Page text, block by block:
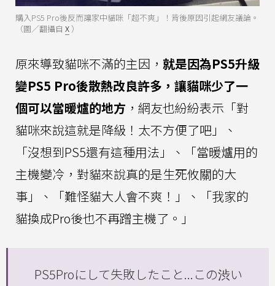
購入PS5 Pro後反而讓家中貓咪「超不爽」！背後原因引起網友議論。
（圖／翻攝自 X ）
原來導致貓咪不滿的主因， 就是因為PS5升級
變PS5 Pro後散熱改良許多，讓貓咪少了一
個可以當暖爐的地方 ，網友也紛紛表示「對
貓咪來說這就是降級！太不方便了吧」、
「沒想到PS5還有這種用法」、「當暖爐用的
主機變冷，對貓來說真的是生死攸關的大
事」、「難怪貓大人會不爽！」、「我家的
貓換成Pro後也不再蹭主機了。」
PS5Proにして失敗したこと...この渋い